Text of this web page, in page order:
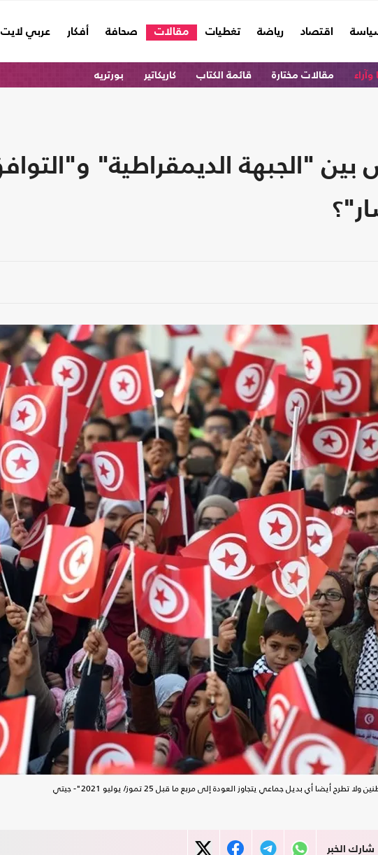
اقتصاد رياضة تغطيات مقالات صحافة أفكار عربي لايت
مقالات مختارة قائمة الكتاب كاريكاتير بورتريه
أي بديل جماعي يتجاوز العودة إلى مربع ما قبل 25 تموز/ يوليو 2021"- جيتي
شارك الخبر